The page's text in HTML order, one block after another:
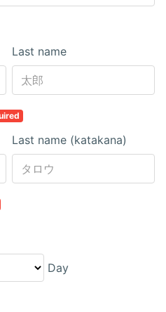
Last name
Last name (katakana)
Day